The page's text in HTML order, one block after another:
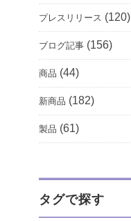
プレスリリース (120)
ブログ記事 (156)
商品 (44)
新商品 (182)
製品 (61)
タグで探す